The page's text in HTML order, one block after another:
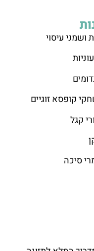
ושמני עיסוי
קופסא זוגיים
קגל
סיכה